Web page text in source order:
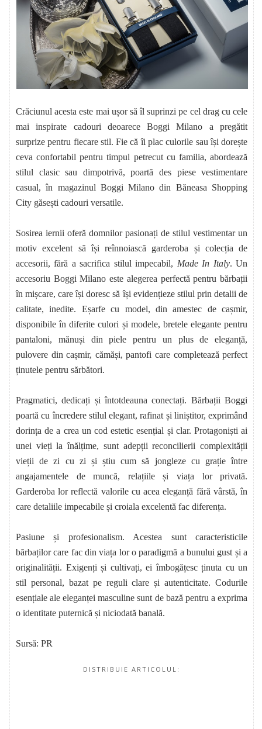
Crăciunul acesta este mai ușor să îl suprinzi pe cel drag cu cele
mai inspirate cadouri deoarece Boggi Milano a pregătit
surprize pentru fiecare stil. Fie că îi plac culorile sau își dorește
ceva confortabil pentru timpul petrecut cu familia, abordează
stilul clasic sau dimpotrivă, poartă des piese vestimentare
casual, în magazinul Boggi Milano din Băneasa Shopping
City găsești cadouri versatile.
Sosirea iernii oferă domnilor pasionați de stilul vestimentar un
motiv excelent să își reînnoiască garderoba și colecția de
accesorii, fără a sacrifica stilul impecabil, Made In Italy. Un
accesoriu Boggi Milano este alegerea perfectă pentru bărbații
în mișcare, care își doresc să își evidențieze stilul prin detalii de
calitate, inedite. Eșarfe cu model, din amestec de cașmir,
disponibile în diferite culori și modele, bretele elegante pentru
pantaloni, mănuși din piele pentru un plus de eleganță,
pulovere din cașmir, cămăși, pantofi care completează perfect
ținutele pentru sărbători.
Pragmatici, dedicați și întotdeauna conectați. Bărbații Boggi
poartă cu încredere stilul elegant, rafinat și liniștitor, exprimând
dorința de a crea un cod estetic esențial și clar. Protagoniști ai
unei vieți la înălțime, sunt adepții reconcilierii complexității
vieții de zi cu zi și știu cum să jongleze cu grație între
angajamentele de muncă, relațiile și viața lor privată.
Garderoba lor reflectă valorile cu acea eleganță fără vârstă, în
care detaliile impecabile și croiala excelentă fac diferența.
Pasiune și profesionalism. Acestea sunt caracteristicile
bărbaților care fac din viața lor o paradigmă a bunului gust și a
originalității. Exigenți și cultivați, ei îmbogățesc ținuta cu un
stil personal, bazat pe reguli clare și autenticitate. Codurile
esențiale ale eleganței masculine sunt de bază pentru a exprima
o identitate puternică și niciodată banală.
Sursă: PR
DISTRIBUIE ARTICOLUL: